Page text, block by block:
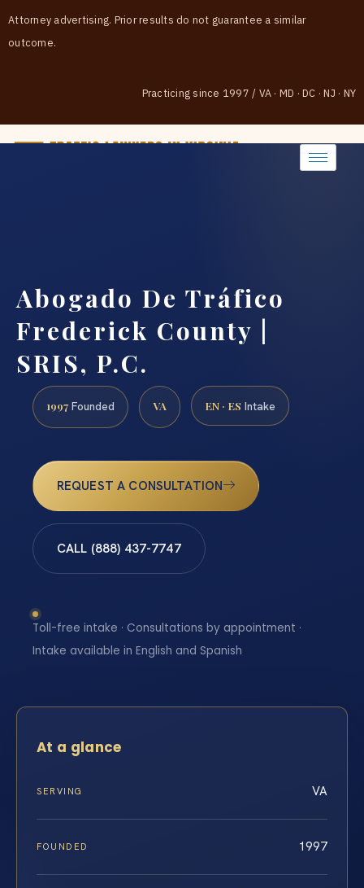
Attorney advertising. Prior results do not guarantee a similar
outcome.
Practicing since 1997 / VA · MD · DC · NJ · NY
Abogado De Tráfico
Frederick County |
SRIS, P.C.
1997 Founded VA EN · ES Intake
REQUEST A CONSULTATION
CALL (888) 437-7747
Toll-free intake · Consultations by appointment ·
Intake available in English and Spanish
At a glance
SERVING VA
FOUNDED 1997